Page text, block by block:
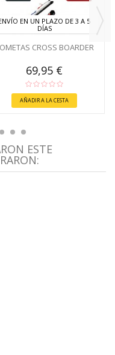
EN UN PLAZO DE 3 A 5
DÍAS
CROSS BOARDER
69,95 €
AÑADIR A LA CESTA
ESTE